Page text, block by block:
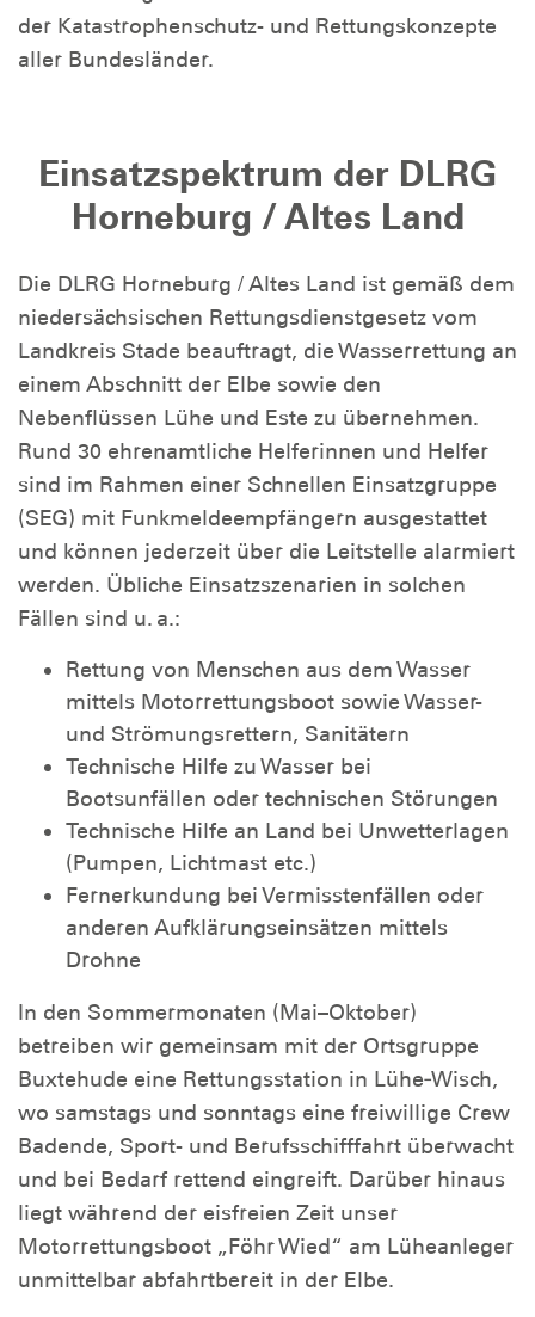
der Katastrophenschutz- und Rettungskonzepte
aller Bundesländer.
Einsatzspektrum der DLRG
Horneburg / Altes Land
Die DLRG Horneburg / Altes Land ist gemäß dem
niedersächsischen Rettungsdienstgesetz vom
Landkreis Stade beauftragt, die Wasserrettung an
einem Abschnitt der Elbe sowie den
Nebenflüssen Lühe und Este zu übernehmen.
Rund 30 ehrenamtliche Helferinnen und Helfer
sind im Rahmen einer Schnellen Einsatzgruppe
(SEG) mit Funkmeldeempfängern ausgestattet
und können jederzeit über die Leitstelle alarmiert
werden. Übliche Einsatzszenarien in solchen
Fällen sind u. a.:
Rettung von Menschen aus dem Wasser
mittels Motorrettungsboot sowie Wasser-
und Strömungsrettern, Sanitätern
Technische Hilfe zu Wasser bei
Bootsunfällen oder technischen Störungen
Technische Hilfe an Land bei Unwetterlagen
(Pumpen, Lichtmast etc.)
Fernerkundung bei Vermisstenfällen oder
anderen Aufklärungseinsätzen mittels
Drohne
In den Sommermonaten (Mai–Oktober)
betreiben wir gemeinsam mit der Ortsgruppe
Buxtehude eine Rettungsstation in Lühe‑Wisch,
wo samstags und sonntags eine freiwillige Crew
Badende, Sport- und Berufsschifffahrt überwacht
und bei Bedarf rettend eingreift. Darüber hinaus
liegt während der eisfreien Zeit unser
Motorrettungsboot „Föhr Wied“ am Lüheanleger
unmittelbar abfahrtbereit in der Elbe.